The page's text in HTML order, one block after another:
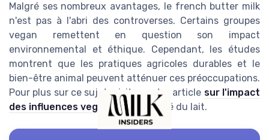
Malgré ses nombreux avantages, le french butter milk
n'est pas à l'abri des controverses. Certains groupes
vegan remettent en question son impact
environnemental et éthique. Cependant, les études
montrent que les pratiques agricoles durables et le
bien-être animal peuvent atténuer ces préoccupations.
Pour plus sur ce sujet, visitez notre article sur l'impact
des influences vegansur le marché du lait.